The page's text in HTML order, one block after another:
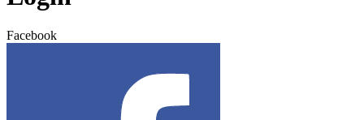
Facebook